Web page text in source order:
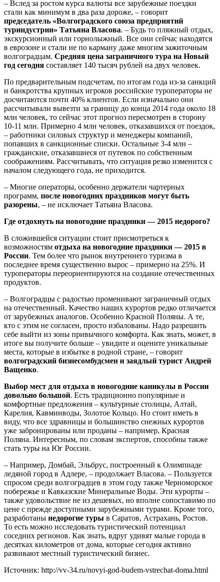
– Вслед за ростом курса валюты все зарубежные поездки
стали как минимум в два раза дороже, – говорит
председатель «Волгоградского союза предприятий
туриндустрии» Татьяна Власова. – Будь то пляжный отдых,
экскурсионный или горнолыжный. Все они сейчас находятся
в еврозоне и стали не по карману даже многим зажиточным
волгоградцам. Средняя цена заграничного тура на Новый
год сегодня составляет 140 тысяч рублей на двух человек.
По предварительным подсчетам, по итогам года из-за санкций
и банкротства крупных игроков российские туроператоры не
досчитаются почти 40% клиентов. Если изначально они
рассчитывали вывезти за границу до конца 2014 года около 18
млн человек, то сейчас этот прогноз пересмотрен в сторону
10-11 млн. Примерно 4 млн человек, отказавшихся от поездок,
– работники силовых структур и менеджеры компаний,
попавших в санкционные списки. Остальные 3-4 млн –
гражданские, отказавшиеся от путевок по собственным
соображениям. Рассчитывать, что ситуация резко изменится с
началом следующего года, не приходится.
– Многие операторы, особенно держатели чартерных
программ, после новогодних праздников могут быть
разорены, – не исключает Татьяна Власова.
Где отдохнуть на новогодние праздники — 2015 недорого?
В сложившейся ситуации стоит присмотреться к
возможностям отдыха на новогодние праздники — 2015 в
России. Тем более что рынок внутреннего туризма в
последнее время существенно вырос – примерно на 25%. И
туроператоры переориентируются на создание отечественных
продуктов.
– Волгоградцы с радостью променивают заграничный отдых
на отечественный. Качество наших курортов редко отличается
от зарубежных аналогов. Особенно Красной Поляны. А те,
кто с этим не согласен, просто избалованы. Надо разрешить
себе выйти из зоны привычного комфорта. Как знать, может, в
итоге вы получите больше – увидите и оцените уникальные
места, которые в избытке в родной стране, – говорит
волгоградский бизнесомбудсмен и заядлый турист Андрей
Ващенко.
Выбор мест для отдыха в новогодние каникулы в России
довольно большой. Есть традиционно популярные и
комфортные предложения – культурные столицы, Алтай,
Карелия, Кавминводы, Золотое Кольцо. Но стоит иметь в
виду, что все здравницы и большинство снежных курортов
уже забронированы или проданы – например, Красная
Поляна. Интересным, по словам экспертов, способны также
стать туры на Юг России.
– Например, Домбай, Эльбрус, построенный к Олимпиаде
ледяной город в Адлере, – продолжает Власова. – Пользуется
спросом среди волгоградцев в этом году также Черноморское
побережье и Кавказские Минеральные Воды. Эти курорты –
также удовольствие не из дешевых, но вполне сопоставимо по
цене с прежде доступными зарубежными турами. Кроме того,
разработаны недорогие туры в Саратов, Астрахань, Ростов.
То есть можно исследовать туристический потенциал
соседних регионов. Как знать, вдруг удивят малые города в
десятках километров от дома, которые сегодня активно
развивают местный туристический бизнес.
Источник: http://vv-34.ru/novyi-god-budem-vstrechat-doma.html